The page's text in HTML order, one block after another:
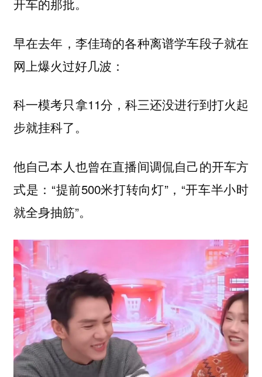
开车的那批。
早在去年，李佳琦的各种离谱学车段子就在
网上爆火过好几波：
科一模考只拿11分，科三还没进行到打火起
步就挂科了。
他自己本人也曾在直播间调侃自己的开车方
式是：“提前500米打转向灯”，“开车半小时
就全身抽筋”。